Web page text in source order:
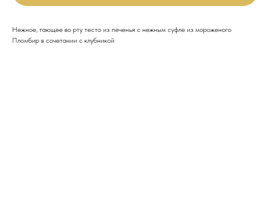
Нежное, тающее во рту тесто из печенья с нежным суфле из мороженого
Пломбир в сочетании с клубникой